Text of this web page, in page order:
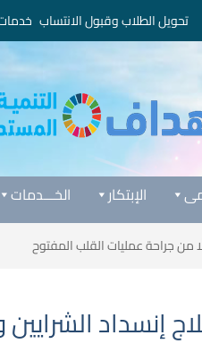
تحويل الطلاب وقبول الانتساب
الخـــدمات الإبتكار
من جراحة عمليات القلب المفتوح